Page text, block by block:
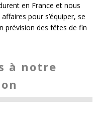
en France et nous
pour s’équiper, se
prévision des fêtes de fin
à notre